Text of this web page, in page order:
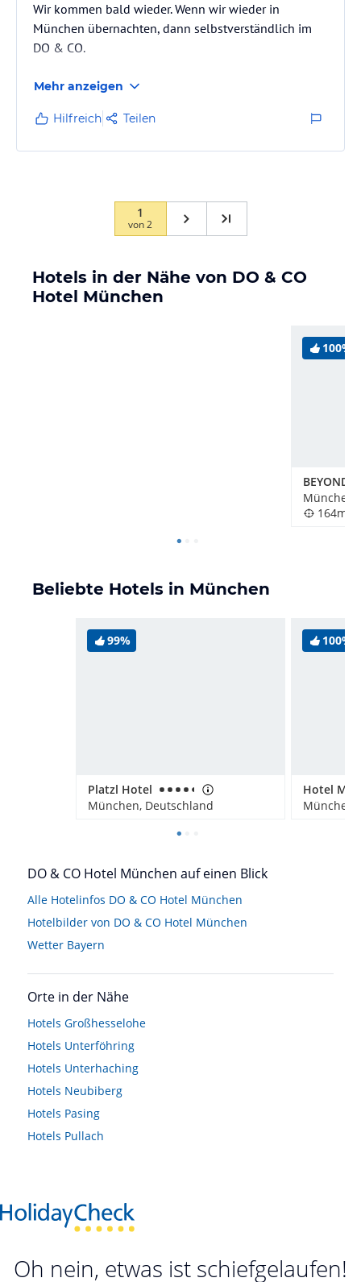
Wir kommen bald wieder. Wenn wir wieder in
München übernachten, dann selbstverständlich im
DO & CO.
Mehr anzeigen
Hilfreich Teilen
1
von2
Hotels in der Nähe von DO & CO
Hotel München
100%
BEYOND
164m
Beliebte Hotels in München
99%
Platzl Hotel
München, Deutschland
100%
DO & CO Hotel München auf einen Blick
Alle Hotelinfos DO & CO Hotel München
Hotelbilder von DO & CO Hotel München
Wetter Bayern
Orte in der Nähe
Hotels Großhesselohe
Hotels Unterföhring
Hotels Unterhaching
Hotels Neubiberg
Hotels Pasing
Hotels Pullach
Oh nein, etwas ist schiefgelaufen!